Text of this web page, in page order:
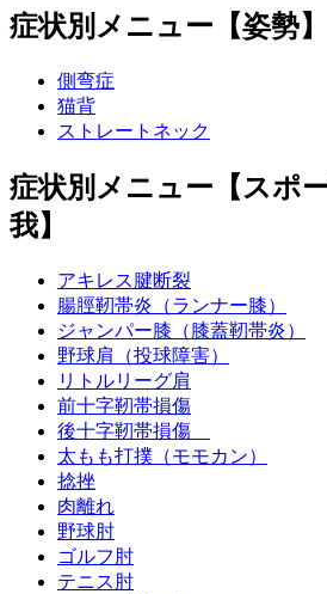
症状別メニュー【姿勢】
側弯症
猫背
ストレートネック
症状別メニュー【スポ
我】
アキレス腱断裂
腸脛靭帯炎（ランナー膝）
ジャンパー膝（膝蓋靭帯炎）
野球肩（投球障害）
リトルリーグ肩
前十字靭帯損傷
後十字靭帯損傷
太もも打撲（モモカン）
捻挫
肉離れ
野球肘
ゴルフ肘
テニス肘